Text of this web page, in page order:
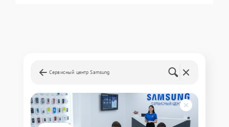
Сервисный центр Samsung